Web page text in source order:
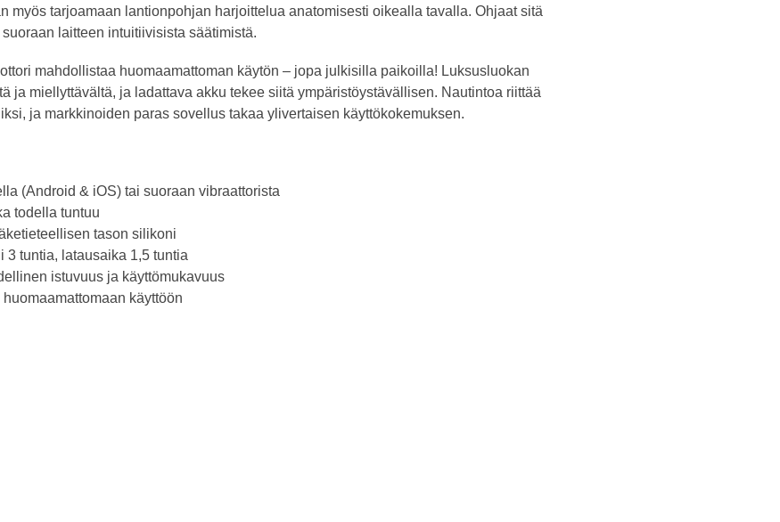
myös tarjoamaan lantionpohjan harjoittelua anatomisesti oikealla tavalla. Ohjaat sitä
laitteen intuitiivisista säätimistä.
mahdollistaa huomaamattoman käytön – jopa julkisilla paikoilla! Luksusluokan
ja miellyttävältä, ja ladattava akku tekee siitä ympäristöystävällisen. Nautintoa riittää
ja markkinoiden paras sovellus takaa ylivertaisen käyttökokemuksen.
(Android & iOS) tai suoraan vibraattorista
todella tuntuu
tason silikoni
3 tuntia, latausaika 1,5 tuntia
istuvuus ja käyttömukavuus
käyttöön